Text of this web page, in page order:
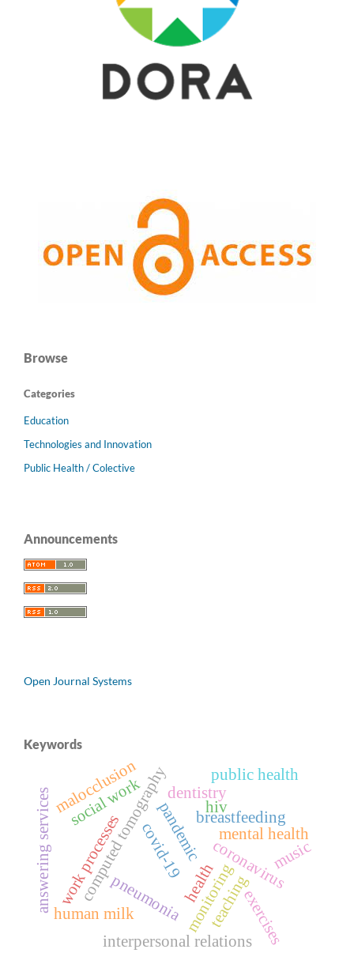
Browse
Categories
Education
Technologies and Innovation
Public Health / Colective
Announcements
Open Journal Systems
Keywords
coronavirus
covid-19
computed tomography
pneumonia
social work
health
work processes pandemicbreastfeeding
human milk monitoring
teaching
dentistry
interpersonal relations
malocclusion public health
mental health
answering services
exercises
hiv
music